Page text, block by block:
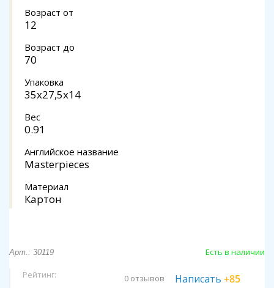
Возраст от
12
Возраст до
70
Упаковка
35x27,5x14
Вес
0.91
Английское название
Masterpieces
Материал
Картон
Арт.: 30119 Есть в наличии
Рейтинг: 0 отзывов Написать +85